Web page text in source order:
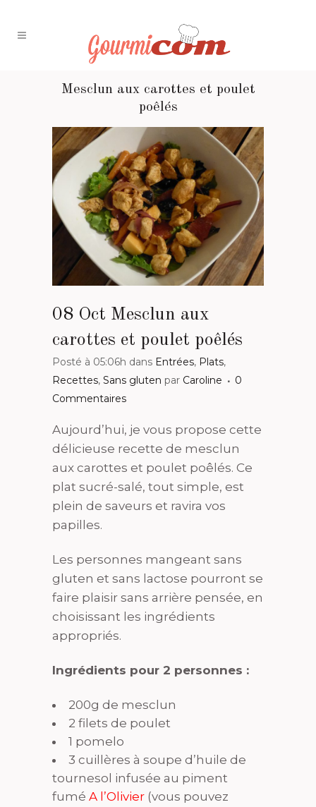
Mesclun aux carottes et poulet
poêlés
08 Oct Mesclun aux
carottes et poulet poêlés
Posté à 05:06h dans Entrées, Plats,
Recettes, Sans gluten par Caroline
0
Commentaires
Aujourd’hui, je vous propose cette
délicieuse recette de mesclun
aux carottes et poulet poêlés. Ce
plat sucré-salé, tout simple, est
plein de saveurs et ravira vos
papilles.
Les personnes mangeant sans
gluten et sans lactose pourront se
faire plaisir sans arrière pensée, en
choisissant les ingrédients
appropriés.
Ingrédients pour 2 personnes :
200g de mesclun
2 filets de poulet
1 pomelo
3 cuillères à soupe d’huile de
tournesol infusée au piment
fumé A l’Olivier (vous pouvez